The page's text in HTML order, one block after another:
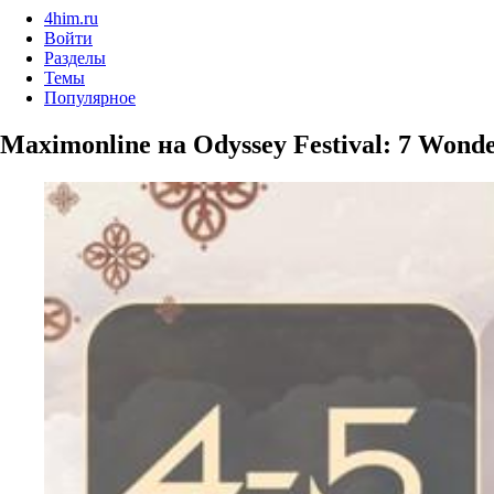
4him.ru
Войти
Разделы
Темы
Популярное
Maximonline на Odyssey Festival: 7